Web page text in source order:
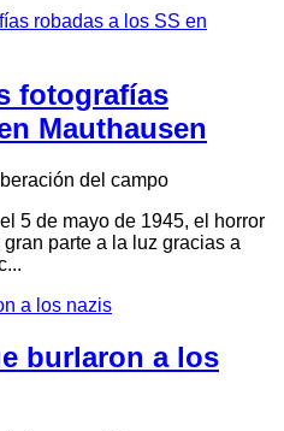
fotografías
Mauthausen
del campo
5 de mayo de 1945, el horror
parte a la luz gracias a
burlaron a los